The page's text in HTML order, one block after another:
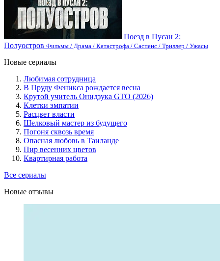
Поезд в Пусан 2:
Полуостров Фильмы / Драма / Катастрофа / Саспенс / Триллер / Ужасы
Новые сериалы
Любимая сотрудница
В Пруду Феникса рождается весна
Крутой учитель Онидзука GTO (2026)
Клетки эмпатии
Расцвет власти
Шелковый мастер из будущего
Погоня сквозь время
Опасная любовь в Таиланде
Пир весенних цветов
Квартирная работа
Все сериалы
Новые отзывы